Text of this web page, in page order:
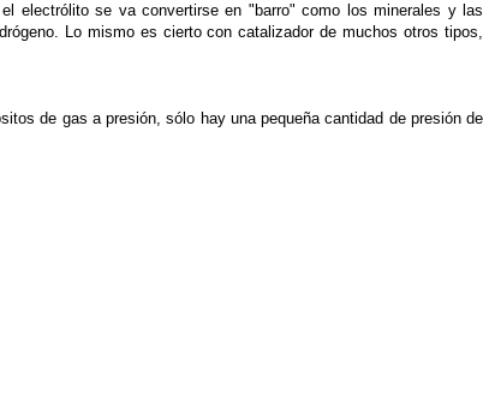
electrólito se va convertirse en "barro" como los minerales y las
Lo mismo es cierto con catalizador de muchos otros tipos,
de gas a presión, sólo hay una pequeña cantidad de presión de